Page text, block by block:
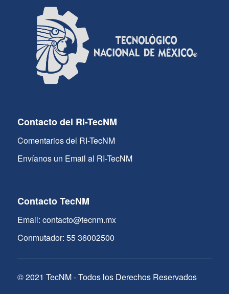
Contacto del RI-TecNM
Comentarios del RI-TecNM
Envíanos un Email al RI-TecNM
Contacto TecNM
Email: contacto@tecnm.mx
Conmutador: 55 36002500
© 2021 TecNM - Todos los Derechos Reservados